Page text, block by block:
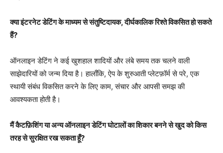
क्या इंटरनेट डेटिंग के माध्यम से संतुष्टिदायक, दीर्घकालिक रिश्ते विकसित हो सकते
हैं?
ऑनलाइन डेटिंग ने कई खुशहाल शादियों और लंबे समय तक चलने वाली
साझेदारियों को जन्म दिया है। हालाँकि, ऐप के शुरुआती प्लेटफ़ॉर्म से परे, एक
स्थायी संबंध विकसित करने के लिए काम, संचार और आपसी समझ की
आवश्यकता होती है।
मैं कैटफ़िशिंग या अन्य ऑनलाइन डेटिंग घोटालों का शिकार बनने से खुद को किस
तरह से सुरक्षित रख सकता हूँ?